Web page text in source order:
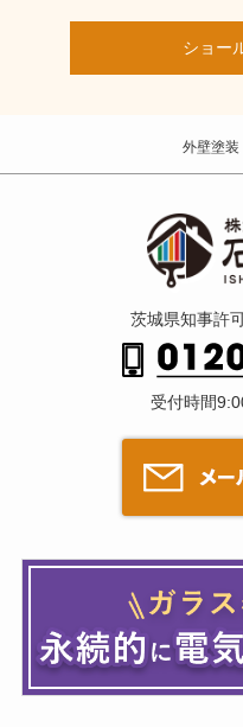
ショー
外壁塗装
茨城県知事許
受付時間